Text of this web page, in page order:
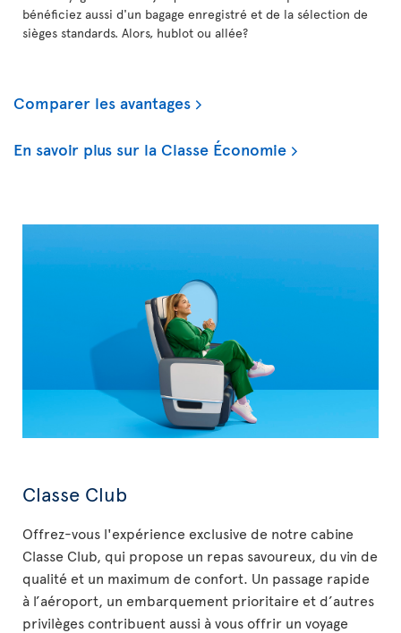
bénéficiez aussi d'un bagage enregistré et de la sélection de
sièges standards. Alors, hublot ou allée?
Comparer les avantages
En savoir plus sur la Classe Économie
Classe Club
Offrez-vous l'expérience exclusive de notre cabine
Classe Club, qui propose un repas savoureux, du vin de
qualité et un maximum de confort. Un passage rapide
à l’aéroport, un embarquement prioritaire et d’autres
privilèges contribuent aussi à vous offrir un voyage